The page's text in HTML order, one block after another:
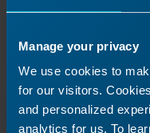
Manage your privacy
We use cookies to
for our visitors.
and personalized
analytics for us. To
Retire los dos
metálica situada